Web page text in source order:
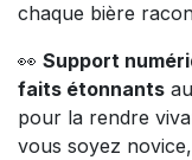
chaque bière
👀 Support
faits étonnants
pour la rendre
vous soyez